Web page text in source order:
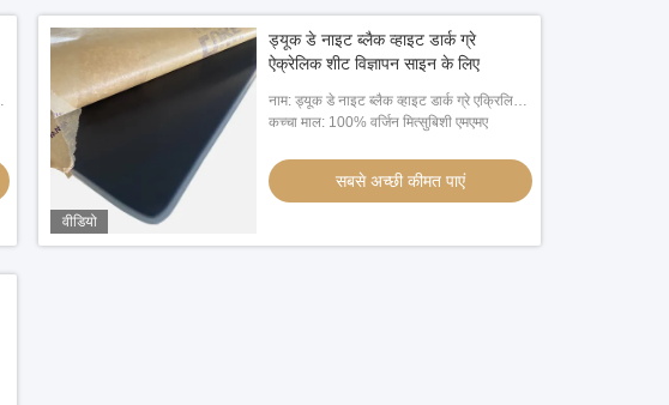
वीडियो
ड्यूक डे नाइट ब्लैक व्हाइट डार्क ग्रे
ऐक्रेलिक शीट विज्ञापन साइन के लिए
नाम: ड्यूक डे नाइट ब्लैक व्हाइट डार्क ग्रे एक्रिलिक
शीट्स
कच्चा माल: 100% वर्जिन मित्सुबिशी एमएमए
सबसे अच्छी कीमत पाएं